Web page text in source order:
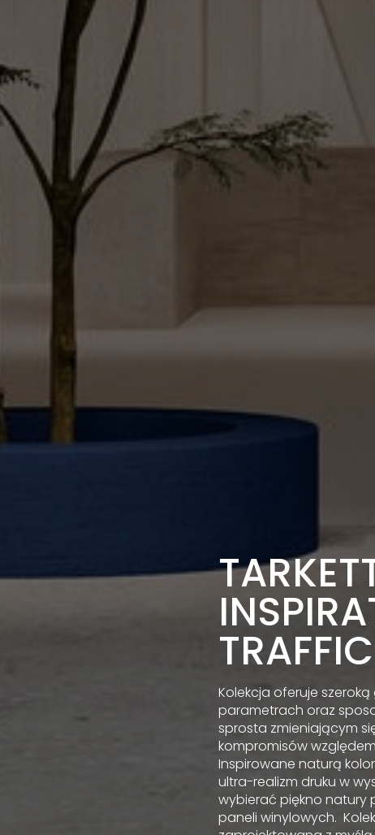
Kolekcja oferuje
parametrach oraz
sprosta zmieniającym
kompromisów
Inspirowane naturą
ultra-realizm druku w
wybierać piękno natury
paneli winylowych.